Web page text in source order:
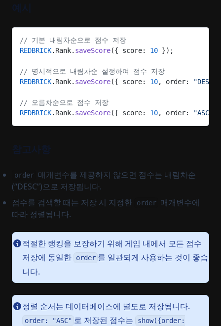
예시
// 기본 내림차순으로 점수 저장
REDBRICK.Rank. saveScore({ score: 10 });
// 명시적으로 내림차순 설정하여 점수 저장
REDBRICK.Rank. saveScore({ score: 10, order: "DESC"
// 오름차순으로 점수 저장
REDBRICK.Rank. saveScore({ score: 10, order: "ASC"
참고사항
order 매개변수를 제공하지 않으면 점수는 내림차순
(“DESC”)으로 저장됩니다.
점수를 검색할 때는 저장 시 지정한
order 매개변수에
따라 정렬됩니다.
적절한 랭킹을 보장하기 위해 게임 내에서 모든 점수
저장에 동일한
order 를 일관되게 사용하는 것이 좋습
니다.
정렬 순서는 데이터베이스에 별도로 저장됩니다.
order: "ASC" 로 저장된 점수는
show({order: